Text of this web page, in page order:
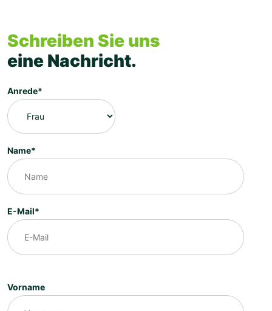
Schreiben Sie uns
eine Nachricht.
Anrede*
Name*
E-Mail*
Vorname